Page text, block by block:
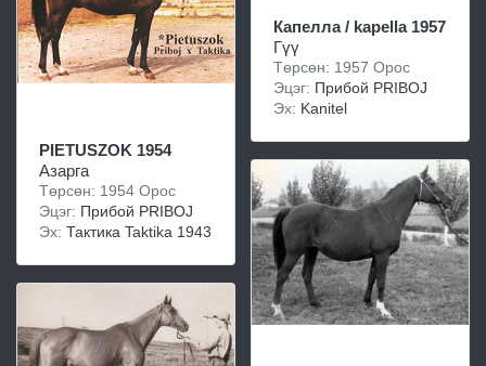
PIETUSZOK 1954
Азарга
Төрсөн: 1954 Орос
Эцэг: Прибой PRIBOJ
Эх:
Тактика Taktika 1943
Капелла / kapella 1957
Гүү
Төрсөн: 1957 Орос
Эцэг: Прибой PRIBOJ
Эх: Kanitel